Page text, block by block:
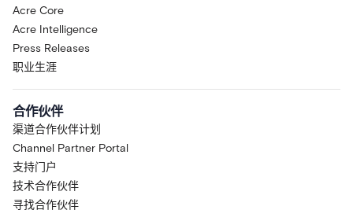
Acre Core
Acre Intelligence
Press Releases
职业生涯
合作伙伴
渠道合作伙伴计划
Channel Partner Portal
支持门户
技术合作伙伴
寻找合作伙伴